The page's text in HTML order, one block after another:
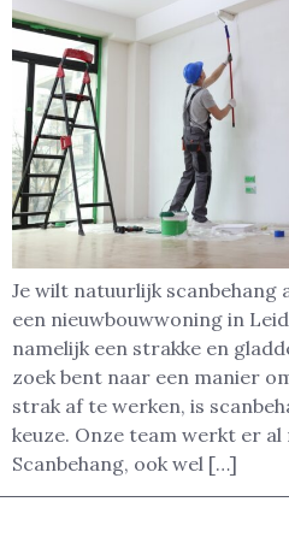
Je wilt natuurlijk scanbehang
een nieuwbouwwoning in
namelijk een strakke en
zoek bent naar een manier
strak af te werken, is
keuze. Onze team werkt er
Scanbehang, ook wel […]